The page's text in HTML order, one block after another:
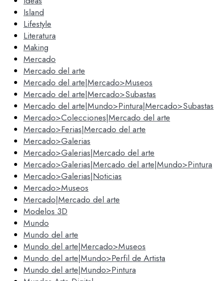
Island
Lifestyle
Literatura
Making
Mercado
Mercado del arte
Mercado del arte|Mercado>Museos
Mercado del arte|Mercado>Subastas
Mercado del arte|Mundo>Pintura|Mercado>Subastas
Mercado>Colecciones|Mercado del arte
Mercado>Ferias|Mercado del arte
Mercado>Galerias
Mercado>Galerias|Mercado del arte
Mercado>Galerias|Mercado del arte|Mundo>Pintura
Mercado>Galerias|Noticias
Mercado>Museos
Mercado|Mercado del arte
Modelos 3D
Mundo
Mundo del arte
Mundo del arte|Mercado>Museos
Mundo del arte|Mundo>Perfil de Artista
Mundo del arte|Mundo>Pintura